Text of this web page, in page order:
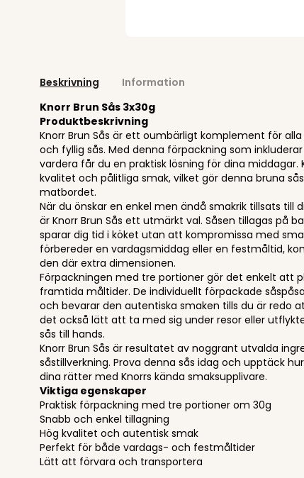
Beskrivning
Information
Knorr Brun Sås 3x30g
Produktbeskrivning
Knorr Brun Sås är ett oumbärligt komplement för
och fyllig sås. Med denna förpackning som
vardera får du en praktisk lösning för dina middagar.
kvalitet och pålitliga smak, vilket gör denna bruna
matbordet.
När du önskar en enkel men ändå smakrik tillsats till
är Knorr Brun Sås ett utmärkt val. Såsen tillagas på
sparar dig tid i köket utan att kompromissa med
förbereder en vardagsmiddag eller en festmåltid,
den där extra dimensionen.
Förpackningen med tre portioner gör det enkelt att
framtida måltider. De individuellt förpackade
och bevarar den autentiska smaken tills du är redo
det också lätt att ta med sig under resor eller
sås till hands.
Knorr Brun Sås är resultatet av noggrant utvalda
såstillverkning. Prova denna sås idag och upptäck
dina rätter med Knorrs kända smaksupplivare.
Viktiga egenskaper
Praktisk förpackning med tre portioner om 30g
Snabb och enkel tillagning
Hög kvalitet och autentisk smak
Perfekt för både vardags- och festmåltider
Lätt att förvara och transportera